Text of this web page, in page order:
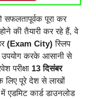
सफलतापूर्वक पूरा कर
की तैयारी कर रहे हैं, वे
(Exam City) स्लिप
करके आसानी से
परीक्षा 13 दिसंबर
लिए पूरे देश से लाखों
एडमिट कार्ड डाउनलोड